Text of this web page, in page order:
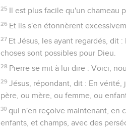
25 Il est plus facile qu'un chameau
26 Et ils s'en étonnèrent
27 Et Jésus, les ayant regardés, dit
choses sont possibles pour Dieu.
28 Pierre se mit à lui dire : Voici,
29 Jésus, répondant, dit : En vérité,
père, ou mère, ou femme, ou
30 qui n'en reçoive maintenant, en
enfants, et champs, avec des